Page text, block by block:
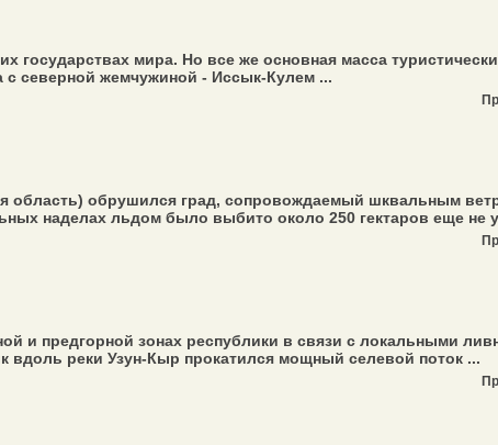
государствах мира. Но все же основная масса
с северной жемчужиной - Иссык-Кулем ...
область) обрушился град, сопровождаемый шквальным
наделах льдом было выбито около 250 гектаров еще не
и предгорной зонах республики в связи с локальными
реки Узун-Кыр прокатился мощный селевой поток ...